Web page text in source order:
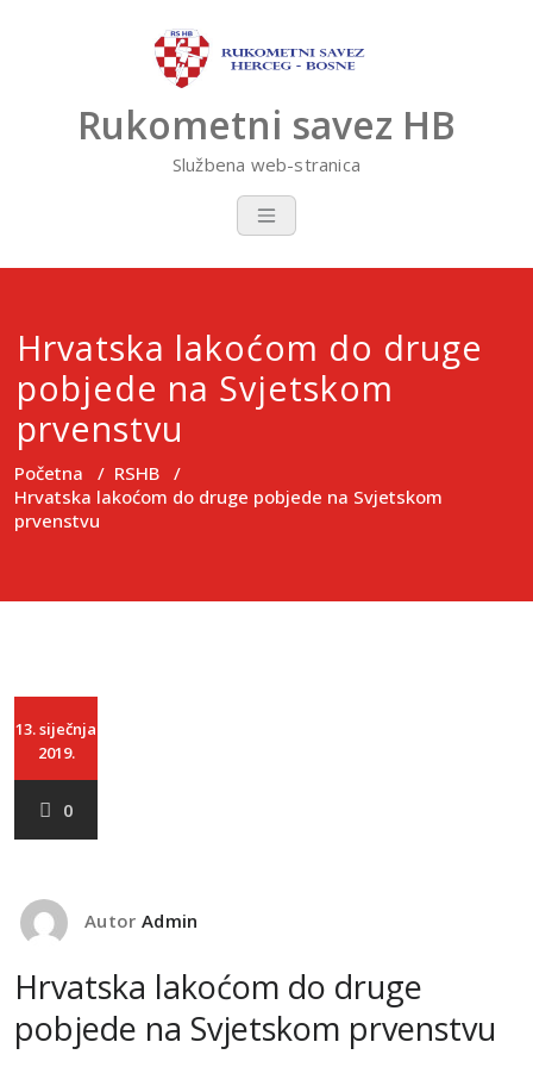
Rukometni savez HB
Službena web-stranica
Hrvatska lakoćom do druge
pobjede na Svjetskom
prvenstvu
Početna / RSHB /
Hrvatska lakoćom do druge pobjede na Svjetskom
prvenstvu
13. siječnja
2019.
0
Autor Admin
Hrvatska lakoćom do druge
pobjede na Svjetskom prvenstvu